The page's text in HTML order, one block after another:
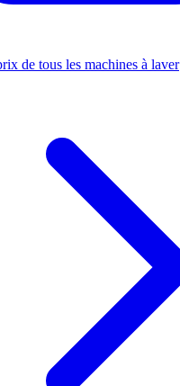
de tous les machines à laver